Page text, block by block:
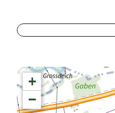
+
−